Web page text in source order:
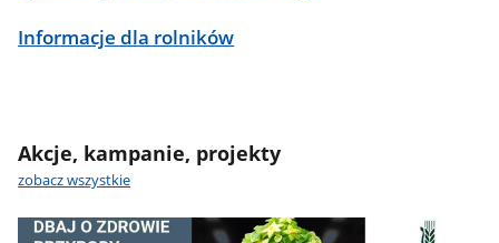
Informacje dla rolników
Akcje, kampanie, projekty
zobacz wszystkie